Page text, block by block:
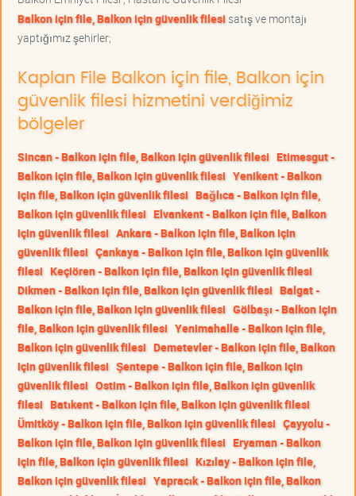
Balkon için file, Balkon için güvenlik filesisatış ve montajı
yaptığımız şehirler;
Kaplan File Balkon için file, Balkon için
güvenlik filesi hizmetini verdiğimiz
bölgeler
Sincan - Balkon için file, Balkon için güvenlik filesi Etimesgut -
Balkon için file, Balkon için güvenlik filesi Yenikent - Balkon
için file, Balkon için güvenlik filesi Bağlıca - Balkon için file,
Balkon için güvenlik filesi Elvankent - Balkon için file, Balkon
için güvenlik filesi Ankara - Balkon için file, Balkon için
güvenlik filesi Çankaya - Balkon için file, Balkon için güvenlik
filesi Keçiören - Balkon için file, Balkon için güvenlik filesi
Dikmen - Balkon için file, Balkon için güvenlik filesi Balgat -
Balkon için file, Balkon için güvenlik filesi Gölbaşı - Balkon için
file, Balkon için güvenlik filesi Yenimahalle - Balkon için file,
Balkon için güvenlik filesi Demetevler - Balkon için file, Balkon
için güvenlik filesi Şentepe - Balkon için file, Balkon için
güvenlik filesi Ostim - Balkon için file, Balkon için güvenlik
filesi Batıkent - Balkon için file, Balkon için güvenlik filesi
Ümitköy - Balkon için file, Balkon için güvenlik filesi Çayyolu -
Balkon için file, Balkon için güvenlik filesi Eryaman - Balkon
için file, Balkon için güvenlik filesi Kızılay - Balkon için file,
Balkon için güvenlik filesi Yapracık - Balkon için file, Balkon